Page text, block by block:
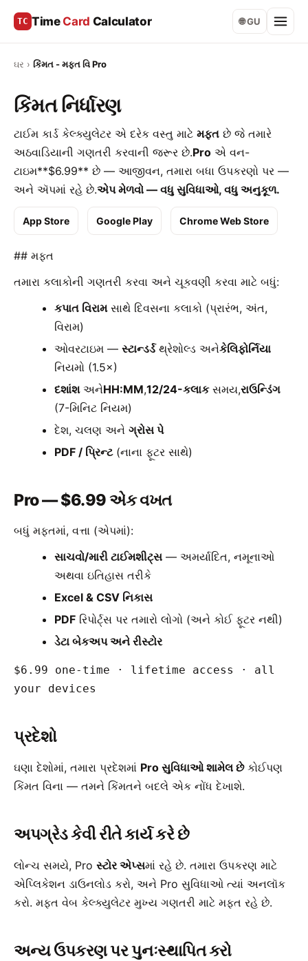
TC Time Card Calculator 🌐 GU
ઘર › કિંમત - મફત વિ Pro
કિંમત નિર્ધારણ
ટાઈમ કાર્ડ કેલ્ક્યુલેટર એ દરેક વસ્તુ માટે મફત છે જે તમારે
અઠવાડિયાની ગણતરી કરવાની જરૂર છે.Pro એ વન-
ટાઇમ**$6.99** છે — આજીવન, તમારા બધા ઉપકરણો પર —
અને ઍપમાં રહે છે.એપ મેળવો — વધુ સુવિધાઓ, વધુ અનુકૂળ.
App Store Google Play Chrome Web Store
## મફત
તમારા કલાકોની ગણતરી કરવા અને ચૂકવણી કરવા માટે બધું:
કપાત વિરામસાથે દિવસના કલાકો (પ્રારંભ, અંત,
વિરામ)
ઓવરટાઇમ —સ્ટાન્ડર્ડથ્રેશોલ્ડ અનેકેલિફોર્નિયા
નિયમો (1.5×)
દશાંશઅનેHH:MM,12/24-કલાકસમય,રાઉન્ડિંગ
(7-મિનિટ નિયમ)
દેશ, ચલણ અનેગ્રોસ પે
PDF / પ્રિન્ટ(નાના ફૂટર સાથે)
Pro — $6.99 એક વખત
બધું મફતમાં, વત્તા (એપમાં):
સાચવો/મારી ટાઈમશીટ્સ — અમર્યાદિત, નમૂનાઓ
અથવા ઇતિહાસ તરીકે
Excel & CSV નિકાસ
PDF રિપોર્ટ્સ પર તમારો લોગો (અને કોઈ ફૂટર નથી)
ડેટા બેકઅપ અને રીસ્ટોર
$6.99 one-time · lifetime access · all
your devices
પ્રદેશો
ઘણા દેશોમાં, તમારા પ્રદેશમાં Pro સુવિધાઓ શામેલ છેકોઈપણ
કિંમત વિના — તમને કિંમતને બદલે એક નોંધ દેખાશે.
અપગ્રેડ કેવી રીતે કાર્ય કરે છે
લોન્ચ સમયે, Pro સ્ટોર એપ્સમાં રહે છે. તમારા ઉપકરણ માટે
એપ્લિકેશન ડાઉનલોડ કરો, અને Pro સુવિધાઓ ત્યાં અનલૉક
કરો. મફત વેબ કેલ્ક્યુલેટર મુખ્ય ગણતરી માટે મફત રહે છે.
અન્ય ઉપકરણ પર પુનઃસ્થાપિત કરો